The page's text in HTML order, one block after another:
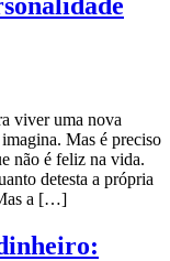
viver uma nova
Mas é preciso
não é feliz na vida.
detesta a própria
a […]